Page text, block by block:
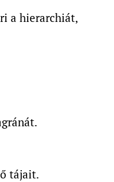
a hierarchiát,
tájait.